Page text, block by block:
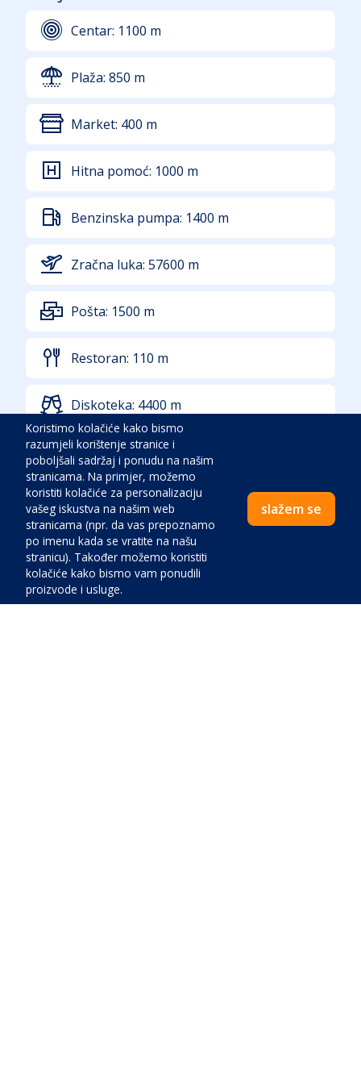
Centar: 1100 m
Plaža: 850 m
Market: 400 m
Hitna pomoć: 1000 m
Benzinska pumpa: 1400 m
Zračna luka: 57600 m
Pošta: 1500 m
Restoran: 110 m
Diskoteka: 4400 m
Sportski centar: 1300
More: 850m
Dodatne informacije o lokaciji
U turističkom mjestu
Koristimo kolačiće kako bismo
razumjeli korištenje stranice i
poboljšali sadržaj i ponudu na našim
stranicama. Na primjer, možemo
koristiti kolačiće za personalizaciju
vašeg iskustva na našim web
stranicama (npr. da vas prepoznamo
po imenu kada se vratite na našu
stranicu). Također možemo koristiti
kolačiće kako bismo vam ponudili
proizvode i usluge.
slažem se